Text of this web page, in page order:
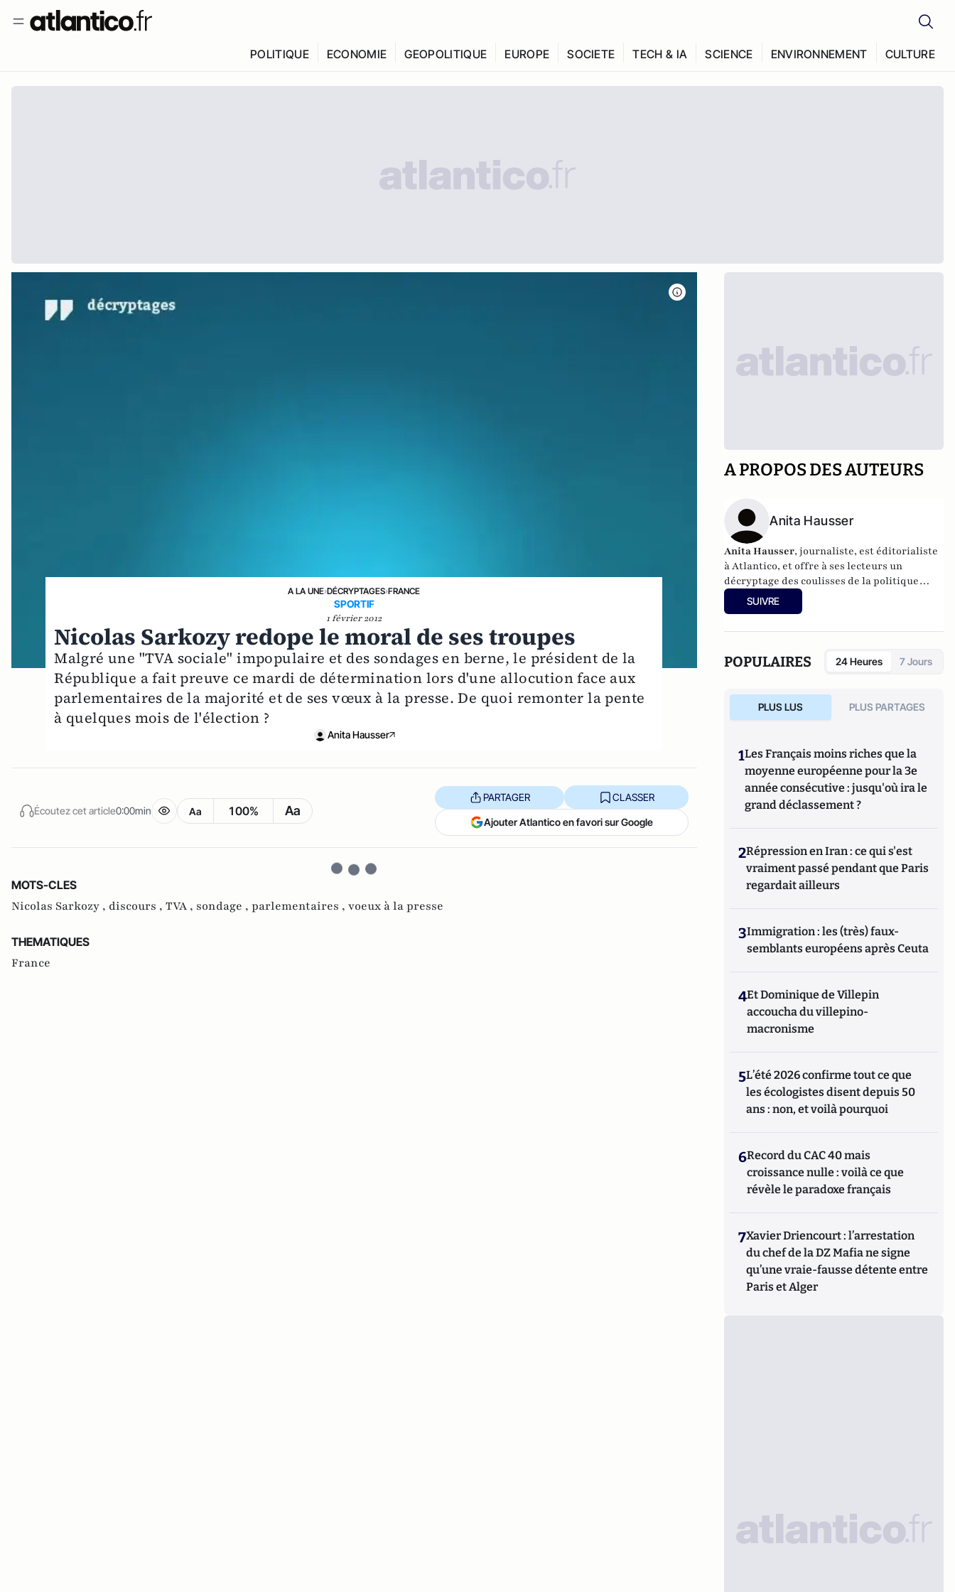
POLITIQUE ECONOMIE GEOPOLITIQUE EUROPE SOCIETE TECH & IA SCIENCE ENVIRONNEMENT CULTURE
A LA UNE›DÉCRYPTAGES›FRANCE
SPORTIF
1 février 2012
Nicolas Sarkozy redope le moral de ses troupes
Malgré une "TVA sociale" impopulaire et des sondages en berne, le président de la
République a fait preuve ce mardi de détermination lors d'une allocution face aux
parlementaires de la majorité et de ses vœux à la presse. De quoi remonter la pente
à quelques mois de l'élection ?
Anita Hausser
Écoutez cet article0:00min Aa 100% Aa
PARTAGER CLASSER
Ajouter Atlantico en favori sur Google
MOTS-CLES
Nicolas Sarkozy , discours , TVA , sondage , parlementaires , voeux à la presse
THEMATIQUES
France
A PROPOS DES AUTEURS
Anita Hausser
Anita Hausser, journaliste, est éditorialiste
à Atlantico, et offre à ses lecteurs un
décryptage des coulisses de la politique
française et internationale. Elle a
notamment publié
députée, un homme comme les autres ?
(2014) etBruno Le Maire, l'Affranchi
SUIVRE
POPULAIRES 24 Heures 7 Jours
PLUS LUS PLUS PARTAGES
1Les Français moins riches que la
moyenne européenne pour la 3e
année consécutive : jusqu'où ira le
grand déclassement ?
2Répression en Iran : ce qui s'est
vraiment passé pendant que Paris
regardait ailleurs
3Immigration : les (très) faux-
semblants européens après Ceuta
4Et Dominique de Villepin
accoucha du villepino-
macronisme
5L’été 2026 confirme tout ce que
les écologistes disent depuis 50
ans : non, et voilà pourquoi
6Record du CAC 40 mais
croissance nulle : voilà ce que
révèle le paradoxe français
7Xavier Driencourt : l’arrestation
du chef de la DZ Mafia ne signe
qu’une vraie-fausse détente entre
Paris et Alger